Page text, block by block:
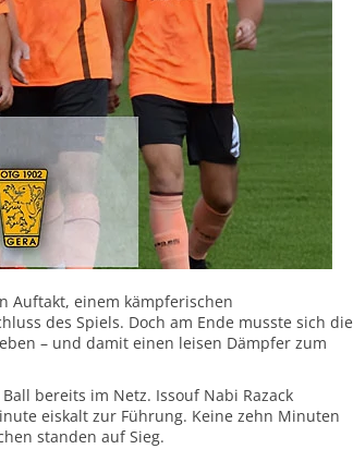
Auftakt, einem kämpferischen
des Spiels. Doch am Ende musste sich die
– und damit einen leisen Dämpfer zum
bereits im Netz. Issouf Nabi Razack
eiskalt zur Führung. Keine zehn Minuten
standen auf Sieg.